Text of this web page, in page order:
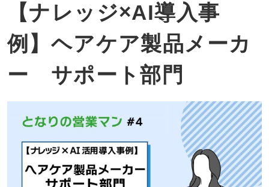
【ナレッジ×AI導入事
例】ヘアケア製品メーカ
ー サポート部門